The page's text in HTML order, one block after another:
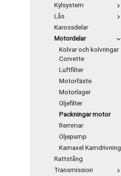
Kylsystem
Lås
Karossdelar
Motordelar
Kolvar och kolvringar
Corvette
Luftfilter
Motorfäste
Motorlager
Oljefilter
Packningar motor
Remmar
Oljepump
Kamaxel Kamdrivning
Rattstång
Transmission